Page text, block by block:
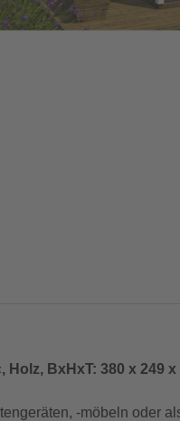
Holz, BxHxT: 380 x
-möbeln oder